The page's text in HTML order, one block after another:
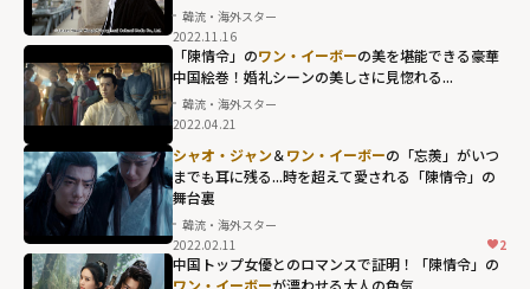
韓流・海外スター
2022.11.16
「陳情令」のワン・イーボーの美を堪能できる豪華
中国絵巻！婚礼シーンの美しさに見惚れる...
韓流・海外スター
2022.04.21
シャオ・ジャン＆ワン・イーボーの「忘羨」がいつ
までも耳に残る...時を超えて愛される「陳情令」の
舞台裏
韓流・海外スター
2022.02.11
2
中国トップ女優とのロマンスで証明！「陳情令」の
ワン・イーボーが漂わせる大人の色気